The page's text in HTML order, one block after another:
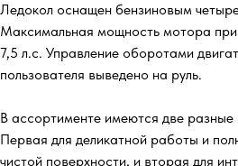
Ледокол оснащен бензиновым
Максимальная мощность мотора
7,5 л.с. Управление оборотами
пользователя выведено на руль.
В ассортименте имеются две разные
Первая для деликатной работы и
чистой поверхности, и вторая для